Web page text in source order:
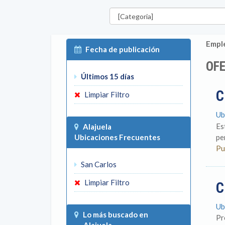
Categorías
Fecha de publicación
Últimos 15 días
Limpiar Filtro
Alajuela
Ubicaciones Frecuentes
San Carlos
Limpiar Filtro
Lo más buscado en